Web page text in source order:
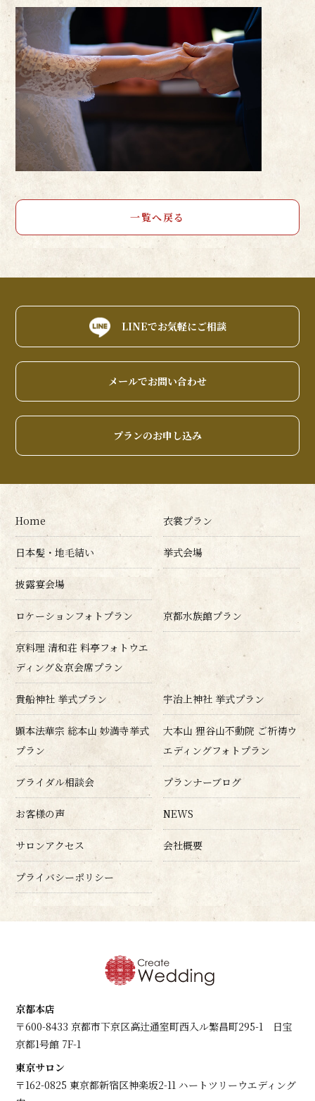
一覧へ戻る
LINEでお気軽にご相談
メールでお問い合わせ
プランのお申し込み
Home 衣裳プラン
日本髪・地毛結い 挙式会場
披露宴会場
ロケーションフォトプラン 京都水族館プラン
京料理 清和荘 料亭フォトウエ
ディング＆京会席プラン
貴船神社 挙式プラン 宇治上神社 挙式プラン
顕本法華宗 総本山 妙満寺挙式
プラン
大本山 狸谷山不動院 ご祈祷ウ
エディングフォトプラン
ブライダル相談会 プランナーブログ
お客様の声 NEWS
サロンアクセス 会社概要
プライバシーポリシー
京都本店
〒600-8433 京都市下京区高辻通室町西入ル繁昌町295-1 日宝
京都1号館 7F-1
東京サロン
〒162-0825 東京都新宿区神楽坂2-11 ハートツリーウエディング